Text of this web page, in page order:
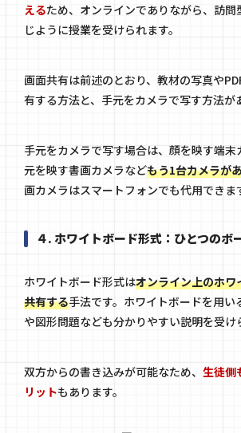
えるため、オンラインでありながら、訪問
じように授業を受けられます。
画面共有は前述のとおり、教材の写真や
有する方法と、手元をカメラで写す方法が
手元をカメラで写す場合は、顔を映す端
元を映す書画カメラなどもう1台カメラが
画カメラはスマートフォンでも代用できま
４. ホワイトボード形式：ひとつのボ
ホワイトボード形式はオンライン上のホワ
共有する手法です。ホワイトボードを用い
や図形問題なども分かりやすい説明を受け
双方からの書き込みが可能なため、 生徒側
リットもあります。